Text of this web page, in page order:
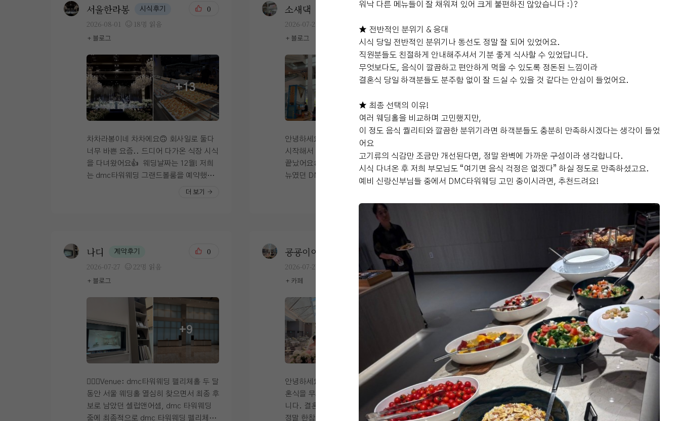
운 분위기가 폴폴~ 기업은행 ATM기기가
을 것 같았어요! DMC타워는 홀이 3개지
만 각각 다른 층에 위치해 있기도 하고 건
물 자체가 넓직해서 혼잡도는 덜 걱정되었
답니당 ◡̈ 제가 선택한 펠리체홀은 꼭대기
4층에 위치해 있어요 ! 펠리체홀은 어두운
홀만 추구하던 제가... 보자마자 한눈에 반
한 홀이에요! ㅠㅠ 아무리 여러 곳을 봐도
눈에 아른 아른거리는 홀!!🥰 ​ 통창 구조에
웅장한 홀입니당 스크린도 큼지막해서 더
더 마음에 들었어요! 예식 때 미디어아트
활용도 가능합니다✨ 연회장은 지하 1층에
준비되어 있고 연회장이 양측에 각 1개씩
있어서 하객이 겹칠 일도 없을 것 같았어요
점심 전 방문이라 메뉴보니 더 배고파지더
기에 너무 편한 웨딩홀입니당 무엇보다 상
담해주신 분께서 궁금할 만한 부분들 미리
다 이야기해 주시고 너무 친절하셔서 마음
에 들었답니다👍❤️ ​ 밝고 예쁜홀 선호하시
면 무조건 강추드려요💗
한 느낌이 들어서 답답하지 않았고, 밝은
받아보니 왜 아내가 이 홀을 좋아했는지 알
겠더라고요. 조명이랑 자연광이 잘 어우러
져서 사진도 정말 화사하고 예쁘게 나왔습
니다. 저는 개인적으로 주차를 중요하게
생각했는데 DMC타워웨딩은 주차 공간이
잘 되어 있어서 만족스러웠습니다. 하객분
들이 많이 오시는 날이라 주차가 불편하면
신경 쓰일 수 있는데, 그런 부분에 대한 걱
정이 적어서 좋았습니다. 또 시식 때 미리
음식을 먹어봤는데 맛도 좋았고 종류도 다
양해서 하객분들도 만족하시겠다는 생각
이 들었습니다. 본식 당일에는 청담에서
메이크업을 마치고 웨딩홀로 이동했는데,
다행히 차가 많이 막히지 않아서 여유 있게
분들이 준비하실 수 있는 공간도 확인했는
데, 혼주대기실이 넓어서 부모님들이 한복
과 양복으로 갈아입고 준비하시기에 좋았
습니다. 저희는 먼저 가족사진과 신랑신부
사진을 찍고, 시간이 되어 복도에서 하객
맞이를 진행했습니다. 개인적으로 복도가
넓고 단독으로 사용할 수 있다는 점이 정말
좋았습니다. 만약 다른 예식 하객들과 동
선이 섞이는 구조였다면 훨씬 정신없고 불
편했을 것 같은데, 그런 부분이 잘 분리되
어 있어서 여유롭게 하객분들을 맞이할 수
있었습니다. 본식 진행도 전체적으로 매끄
럽게 잘 흘러갔습니다. 정신없는 하루였지
만 스태프분들이 안내를 잘 해주셔서 크게
신경 쓸 부분 없이 식에 집중할 수 있었습
니다. 예식이 끝난 후 사진을 받아보고 다
시 보니 홀이 워낙 밝고 화려한 분위기라
사진도 정말 잘 나왔더라고요. 결혼식은
해서 또 다른 매력이 있었어요. 같은 웨딩
게 나왔습니다. 무엇보다 생화가 정말 풍
성하게 장식되어 있어서 들어가는 순간
"와!"라는 말이 절로 나올 정도였어요. 사
진으로 보는 것보다 실제가 훨씬 예뻤고,
다는 느낌이 없었어요. 가족들과 친구들이
었고, 동선도 편했습니다. 음료 케이터링
도 준비되어 있어서 기다리시는 분들이 편
가장 큰 장점인 자연광도 본식 당일 제대로
느낄 수 있었습니다. 다행히 날씨가 좋아
통창으로 햇살이 예쁘게 들어왔고, 사진도
정말 화사하게 나왔어요. 입장 방식도 선
택할 수 있다는 점이 좋았습니다. 저는 커
튼 입장을 선택했는데 커튼이 열리는 순간
높은 층고와 함께 홀이 한눈에 펼쳐지는 느
낌이 정말 웅장했어요. 이런 부분까지 신
랑, 신부 취향에 맞게 선택할 수 있다는 점
도 만족스러웠습니다. 그리고 개인적으로
정말 만족했던 부분이 바로 5중주 연주였
습니다. 서비스로 제공되는 부분인데도 퀄
리티가 정말 좋았어요. 생음악이 주는 웅
장한 분위기 덕분에 예식의 분위기가 한층
더 고급스럽고 특별하게 느껴졌습니다. 하
서울한라봉 시식후기
2026-08-01 18명 읽음
+ 블로그
0
+13
차차라봉이네 차차에요🙃 회사일로 둘다
너무 바쁜 요즘.. 드디어 다가온 식장 시식
을 다녀왔어요👍 ​ 웨딩날짜는 12월! 저희
는 dmc타워웨딩 그랜드볼룸을 예약했어
전화로 예약하고 날짜 기다리고 있으면 친
10:30에 진행한다 하더라구요 ​ 도착해서
이름 말하고 기다리고 있으면 시간이 되어
서 드디어 입장! ​ 일찍가도 먼저 못 들어가
고 시간이 되어야 들어갈 수 있어요 너무
빨리 도착하지 않으셔도 됩니다 ㅎㅎ ​ 요
렇게 인원에 맞게 테이블도 미리 세팅해주
셔요 예약 자리가 미리 잡혀있다보니 정말
장의 첫 느낌은 정말 너무 깔끔하고 넓다!!!
dmc타워웨딩은 3개의 홀이 동시에 진행
되는 형태에요 ​그에 비해서 연회장이 너무
좁지는 않을까 걱정했는데 지하에 2개의
더 보기
소새댁
2026-07-29
+ 블로그
0
+6
안녕하세요. 소새댁입니다. 작년 6월부터
시작해서 약1년을 준비한 결혼식이 드디어
끝났어요ㅎㅎㅎㅎ 오늘의 후기는 저의 베
뉴였던 DMC 타워웨딩 4F 펠리체홀 입니
웨딩홀을 투어했었는데 그 후기는 나중에
천천히 올리도록 하겠습니다. 펠리체홀이
사실 저희의 예산보다 조금 더 비싸긴 했지
만 주차, 밥, 식대, 시간 종합적으로 따져
볼때 안할이유가 없는 홀이여서 선택하게
타워웨딩은 총 2,3,4층 각 층마다 웨딩홀
이 있어요. 1층으로 들어오시면 이렇게 5
중주 연주가 울리고 있을거에요. 친구가
사진찍어 보내준 사진인데 좋았다고 하네
요. 그리고 4층까지 에스컬레이터도 있고
지하주차장과 연결된 엘레베이터도 있어
서 하객들이 편했다고 많이 말씀해주셨어
에서 주차도 매우 중요하다고 생각하는데,
DMC타워웨딩은 주차도 바로 옆건물 한샘
주차장, 근처 공영주차장까지 포함하면 약
1500대 가능이여서 주말임에도 불구하고
갓생쥬쥬 예식후기
+ 카페
훅 지나가서 어느새 결혼한 지 한달이 다되
가네요! 저는 상암 DMC역에 있는 dmc타
워웨딩 펠리체홀에서 본식을 올렸고 후기
다닐수 있는점도 맘에 들었어요! 그리고 주
차도 지하 5층까지 가능하고 바로 옆 한샘
건물에도 주차 가능해서 너무 좋았어요!!
저희는 친인척분들이 지방에서 오시기도
하고 경기, 서울 각 지역에서 오는 하객분
들이 계셔서 편하게 방문할 수 있겠단 생각
이 들어서 맘에 들었어요 :) 또 마지막으로
빠질 수 없는 뷔페! 본식 끝나고 지인들 만
나거나 연락했을 때 들었던 게 식사 맛잇엇
단거엿어요! 맛없으면 굳이 식사 얘기를 하
지않을텐데 다들 맛잇어서 몇접시씩 먹었
다는 말을 들으니 안심됐어요 ㅎㅎ ​ 그리
고 본식 당일 정말 정신없는데 예도분들 한
분한분 정말 친절하게 안내해주시고 챙겨
주셔서 정말 좋았어요! 특히 저는 미디어아
트때문에 전날까지도 연락드렸는 데 ㅜㅜ
나디 계약후기
2026-07-27 22명 읽음
+ 블로그
0
+9
👰🏻‍♀️Venue: dmc타워웨딩 펠리체홀 두 달
동안 서울 웨딩홀 열심히 찾으면서 최종 후
보로 남았던 셀럽앤어셈, dmc 타워웨딩
중에 최종적으로 dmc 타워웨딩 펠리체홀
굥굥이이요
2026-07-27
+ 카페
0
안녕하세요. 드디어 1년 넘게 준비했던 결
혼식을 무사히 마치고 본식 후기를 남겨봅
니다. 결혼 준비를 시작했을 때는 본식이
정말 한참 남은 일처럼 느껴졌는데, 식장
2026-07-22 28명 읽음
0
+13
안녕하세요! 하현달입니다 :) 웨딩홀선택
할 때 중요하게 생각했던 !! 주차랑 밥인데
요.​ 손님들을 초대했으면 손님들이 불편하
지 않아야 하고 맛있는 음식을 대접해야 하
워낙 다른 메뉴들이 잘 채워져 있어 크게 불편하진 않았습니다 :)?
★ 전반적인 분위기 & 응대
시식 당일 전반적인 분위기나 동선도 정말 잘 되어 있었어요.
직원분들도 친절하게 안내해주셔서 기분 좋게 식사할 수 있었답니다.
무엇보다도, 음식이 깔끔하고 편안하게 먹을 수 있도록 정돈된 느낌이라
결혼식 당일 하객분들도 분주함 없이 잘 드실 수 있을 것 같다는 안심이 들었어요.
★ 최종 선택의 이유!
여러 웨딩홀을 비교하며 고민했지만,
이 정도 음식 퀄리티와 깔끔한 분위기라면 하객분들도 충분히 만족하시겠다는 생각이 들었
어요
고기류의 식감만 조금만 개선된다면, 정말 완벽에 가까운 구성이라 생각합니다.
시식 다녀온 후 저희 부모님도 “여기면 음식 걱정은 없겠다” 하실 정도로 만족하셨고요.
예비 신랑신부님들 중에서 DMC타워웨딩 고민 중이시라면, 추천드려요!